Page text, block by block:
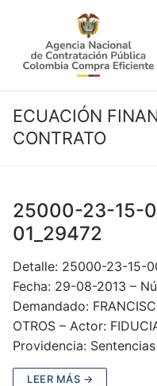
contenido
ECUACIÓN
CONTRATO
25000-23-15-
01_29472
Detalle: 25000-23-15-
Fecha: 29-08-2013 –
Demandado:
OTROS – Actor:
Providencia:
LEER MÁS →